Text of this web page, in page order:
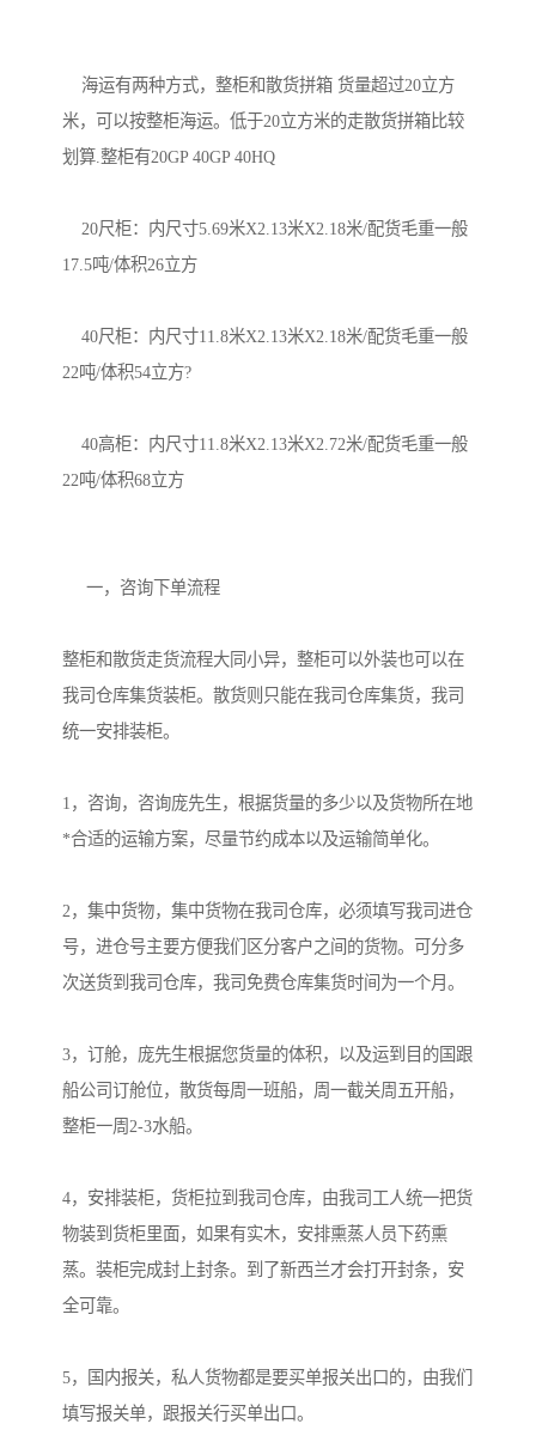
米，可以按整柜海运。低于20立方米的走散货拼箱比较
划算.整柜有20GP 40GP 40HQ
17.5吨/体积26立方
22吨/体积54立方?
22吨/体积68立方
整柜和散货走货流程大同小异，整柜可以外装也可以在
我司仓库集货装柜。散货则只能在我司仓库集货，我司
统一安排装柜。
1，咨询，咨询庞先生，根据货量的多少以及货物所在地
*合适的运输方案，尽量节约成本以及运输简单化。
2，集中货物，集中货物在我司仓库，必须填写我司进仓
号，进仓号主要方便我们区分客户之间的货物。可分多
次送货到我司仓库，我司免费仓库集货时间为一个月。
3，订舱，庞先生根据您货量的体积，以及运到目的国跟
船公司订舱位，散货每周一班船，周一截关周五开船，
整柜一周2-3水船。
4，安排装柜，货柜拉到我司仓库，由我司工人统一把货
物装到货柜里面，如果有实木，安排熏蒸人员下药熏
蒸。装柜完成封上封条。到了新西兰才会打开封条，安
全可靠。
5，国内报关，私人货物都是要买单报关出口的，由我们
填写报关单，跟报关行买单出口。